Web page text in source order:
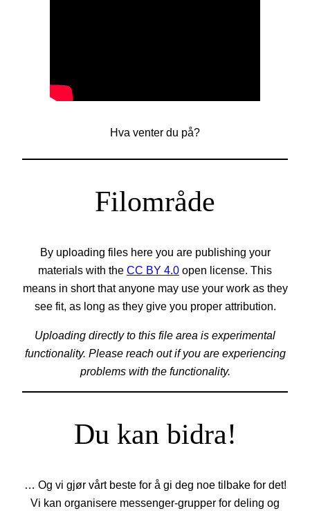
Hva venter du på?
Filområde
By uploading files here you are publishing your
materials with the CC BY 4.0 open license. This
means in short that anyone may use your work as they
see fit, as long as they give you proper attribution.
Uploading directly to this file area is experimental
functionality. Please reach out if you are experiencing
problems with the functionality.
Du kan bidra!
… Og vi gjør vårt beste for å gi deg noe tilbake for det!
Vi kan organisere messenger-grupper for deling og